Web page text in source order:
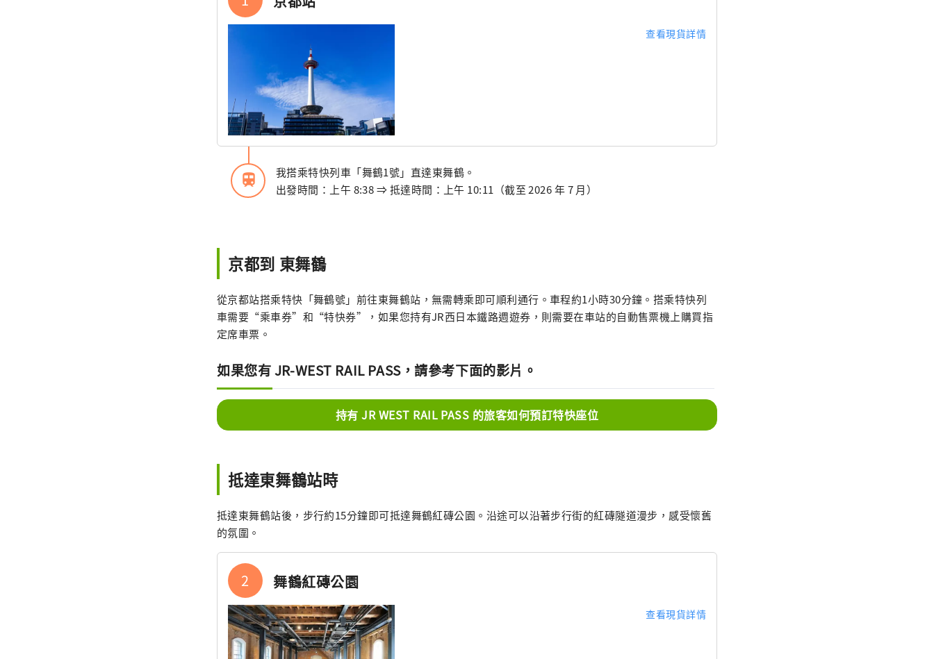
查看現貨詳情
train
我搭乘特快列車「舞鶴1號」直達東舞鶴。
出發時間：上午 8:38 ⇒ 抵達時間：上午 10:11（截至 2026 年 7 月）
京都到 東舞鶴
從京都站搭乘特快「舞鶴號」前往東舞鶴站，無需轉乘即可順利通行。車程約1小時30分鐘。搭乘特快列
車需要“乘車券”和“特快券”，如果您持有JR西日本鐵路週遊券，則需要在車站的自動售票機上購買指
定席車票。
如果您有 JR-WEST RAIL PASS，請參考下面的影片。
持有 JR WEST RAIL PASS 的旅客如何預訂特快座位
抵達東舞鶴站時
抵達東舞鶴站後，步行約15分鐘即可抵達舞鶴紅磚公園。沿途可以沿著步行街的紅磚隧道漫步，感受懷舊
的氛圍。
2 舞鶴紅磚公園
查看現貨詳情